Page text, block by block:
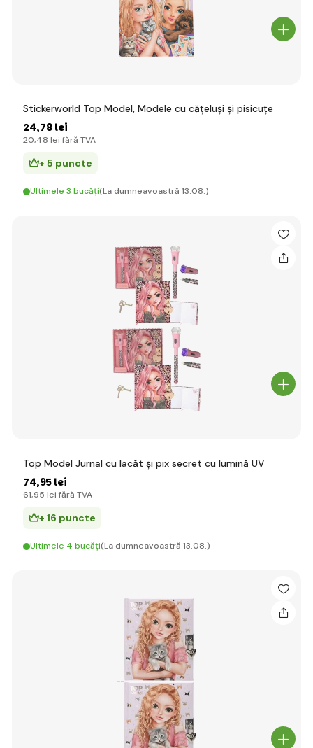
Stickerworld Top Model, Modele cu cățeluși și pisicuțe
24,78 lei
20,48 lei fără TVA
+ 5 puncte
Ultimele 3 bucăți(La dumneavoastră 13.08.)
Top Model Jurnal cu lacăt și pix secret cu lumină UV
74,95 lei
61,95 lei fără TVA
+ 16 puncte
Ultimele 4 bucăți(La dumneavoastră 13.08.)